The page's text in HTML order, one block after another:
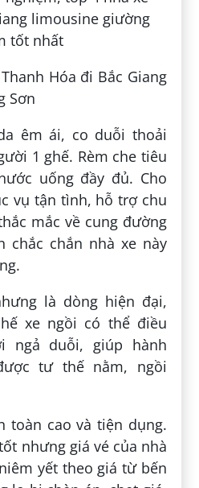
Hóa đi Bắc Giang
Sơn
êm ái, co duỗi thoải
1 ghế. Rèm che tiêu
uống đầy đủ. Cho
vụ tận tình, hỗ trợ chu
mắc về cung đường
chắc chắn nhà xe này
là dòng hiện đại,
xe ngồi có thể điều
ngả duỗi, giúp hành
tư thế nằm, ngồi
toàn cao và tiện dụng.
nhưng giá vé của nhà
yết theo giá từ bến